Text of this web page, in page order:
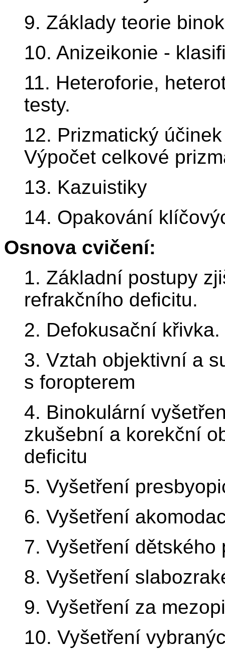
9. Základy teorie
10. Anizeikonie -
11. Heteroforie,
testy.
12. Prizmatický
Výpočet celkové
13. Kazuistiky
14. Opakování
Osnova cvičení:
1. Základní postupy
refrakčního deficitu.
2. Defokusační křivka.
3. Vztah objektivní a
s foropterem
4. Binokulární
zkušební a korekční
deficitu
5. Vyšetření
6. Vyšetření
7. Vyšetření dětského
8. Vyšetření
9. Vyšetření za
10. Vyšetření